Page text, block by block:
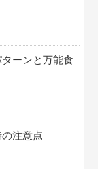
ーンと万能食
注意点